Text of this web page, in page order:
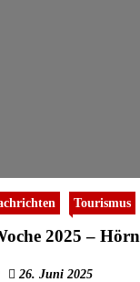
Tourismus
2025 – Hörn
26. Juni 2025